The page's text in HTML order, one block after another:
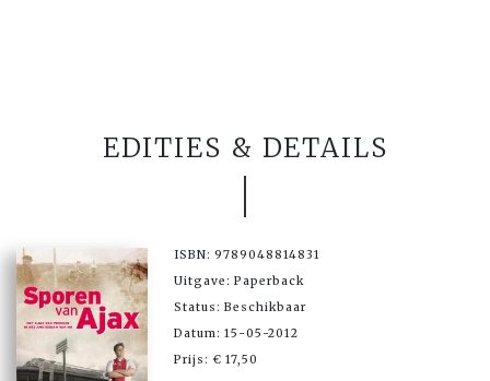
EDITIES & DETAILS
ISBN: 9789048814831
Uitgave: Paperback
Status: Beschikbaar
Datum: 15-05-2012
Prijs: € 17,50